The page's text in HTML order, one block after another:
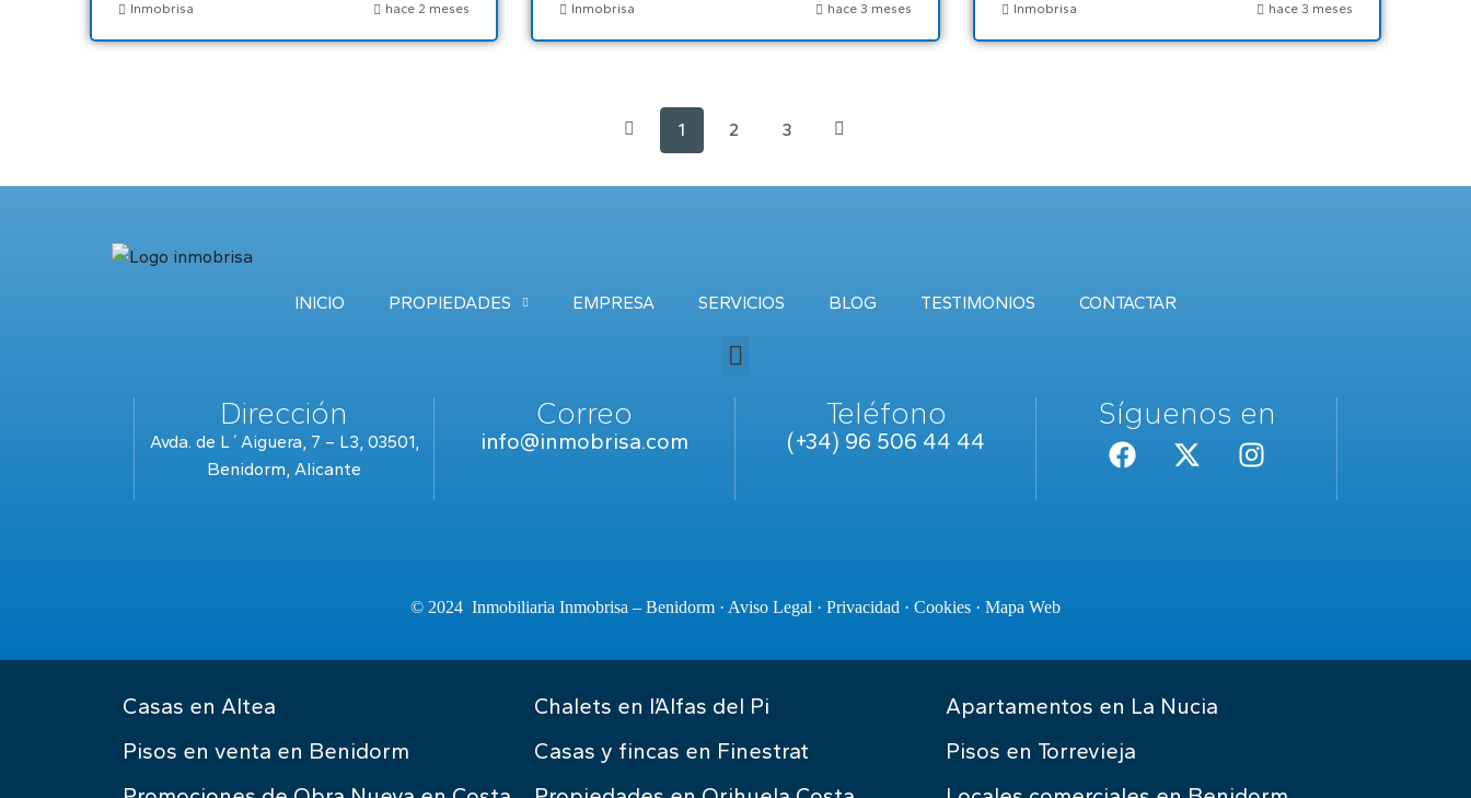
Inmobrisa hace 2 meses Inmobrisa hace 3 meses Inmobrisa hace 3 meses
1 2 3
INICIO PROPIEDADES EMPRESA SERVICIOS BLOG TESTIMONIOS CONTACTAR
Dirección
Avda. de L´Aiguera, 7 – L3, 03501,
Benidorm, Alicante
Correo
info@inmobrisa.com
Teléfono
(+34) 96 506 44 44
Síguenos en
© 2024 Inmobiliaria Inmobrisa – Benidorm · Aviso Legal · Privacidad · Cookies · Mapa Web
Casas en Altea
Pisos en venta en Benidorm
Chalets en l’Alfas del Pi
Casas y fincas en Finestrat
Apartamentos en La Nucia
Pisos en Torrevieja